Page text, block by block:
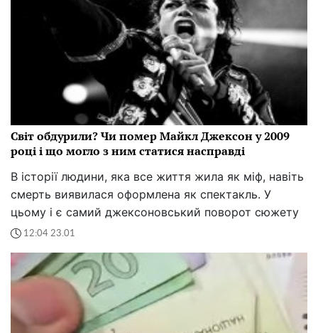
Світ обдурили? Чи помер Майкл Джексон у 2009
році і що могло з ним статися насправді
В історії людини, яка все життя жила як міф, навіть
смерть виявилася оформлена як спектакль. У
цьому і є самий джексоновський поворот сюжету
12:04 23.01